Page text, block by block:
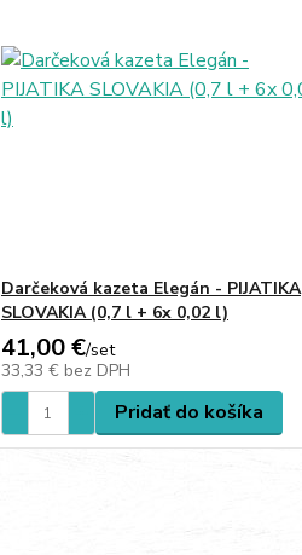
Darčeková kazeta Elegán - PIJATIKA
SLOVAKIA (0,7 l + 6x 0,02 l)
41,00 €/set
33,33 € bez DPH
Pridať do košíka